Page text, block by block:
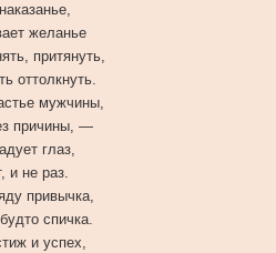
желанье
притянуть,
оттолкнуть.
мужчины,
причины, —
глаз,
и не раз.
привычка,
спичка.
и успех,